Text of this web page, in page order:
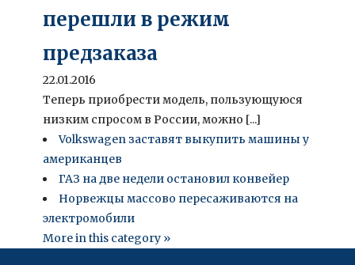
перешли в режим
предзаказа
22.01.2016
Теперь приобрести модель, пользующуюся
низким спросом в России, можно [...]
Volkswagen заставят выкупить машины у
американцев
ГАЗ на две недели остановил конвейер
Норвежцы массово пересаживаются на
электромобили
More in this category »